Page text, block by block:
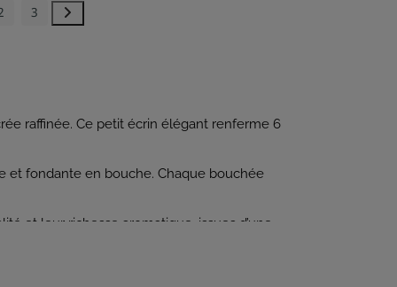
3
raffinée. Ce petit écrin élégant renferme 6
et fondante en bouche. Chaque bouchée
et leur richesse aromatique, issues d’une